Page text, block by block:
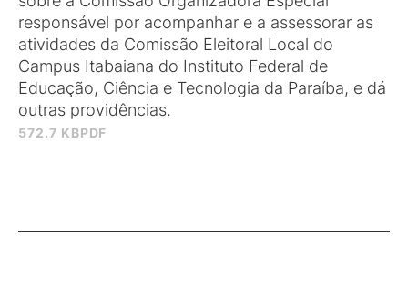
572.7 KBPDF
responsável por acompanhar e a assessorar as
atividades da Comissão Eleitoral Local do
Campus Itabaiana do Instituto Federal de
Educação, Ciência e Tecnologia da Paraíba, e dá
outras providências.